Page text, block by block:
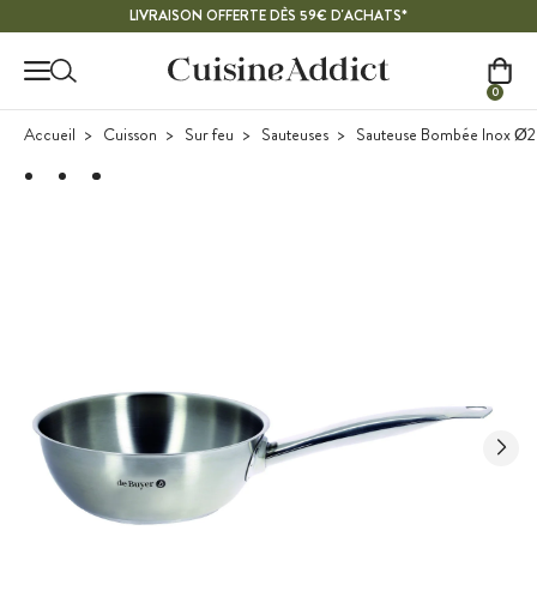
LIVRAISON OFFERTE DÈS 59€ D'ACHATS*
0
Accueil Cuisson Sur feu Sauteuses Sauteuse Bombée Inox